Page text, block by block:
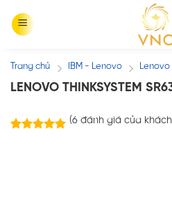
Trang chủ / IBM - Lenovo / Lenovo
LENOVO THINKSYSTEM
(6đánh giá của